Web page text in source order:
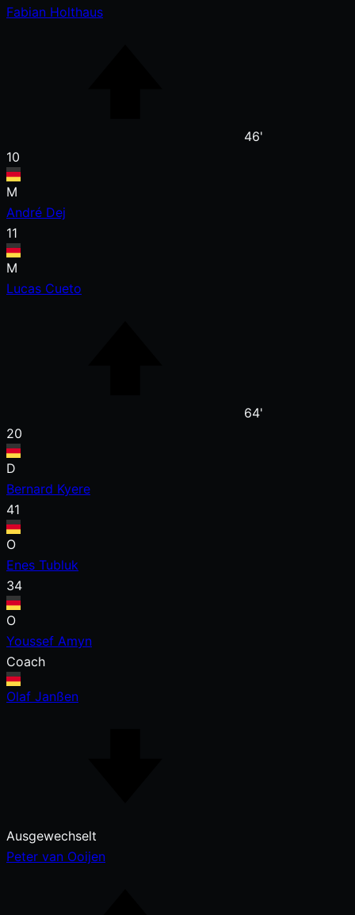
Fabian Holthaus
46'
10
M
André Dej
11
M
Lucas Cueto
64'
20
D
Bernard Kyere
41
O
Enes Tubluk
34
O
Youssef Amyn
Coach
Olaf Janßen
Ausgewechselt
Peter van Ooijen